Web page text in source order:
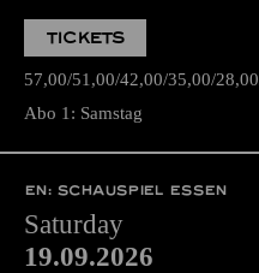
TICKETS
57,00 51,00 42,00 35,00 28,00
Abo 1: Samstag
EN: SCHAUSPIEL ESSEN
Saturday
19.09.2026